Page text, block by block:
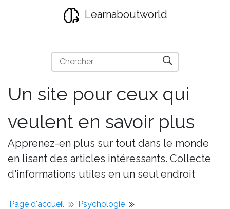
Learnaboutworld
Un site pour ceux qui
veulent en savoir plus
Apprenez-en plus sur tout dans le monde
en lisant des articles intéressants. Collecte
d'informations utiles en un seul endroit
Page d'accueil
Psychologie